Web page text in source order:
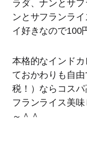
ラダ、ナンとサ
ンとサフランラ
イ好きなので100
本格的なインド
ておかわりも自
税！）ならコス
フランライス美
～＾＾